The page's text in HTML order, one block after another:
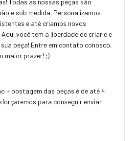
Todas as nossas peças são
e sob medida. Personalizamos
e até criamos novos
você tem a liberdade de criar e e
peça! Entre em contato conosco,
maior prazer! ;)
+ postagem das peças é de até 4
para conseguir enviar